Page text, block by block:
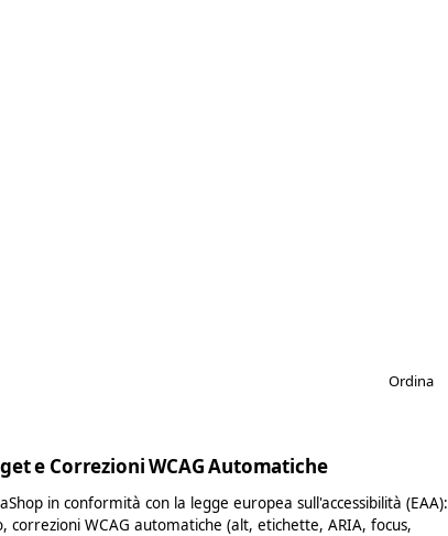
Ordina
e Correzioni WCAG Automatiche
in conformità con la legge europea sull'accessibilità (EAA):
correzioni WCAG automatiche (alt, etichette, ARIA, focus,